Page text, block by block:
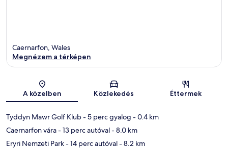
Térkép
Caernarfon, Wales
Megnézem a térképen
A közelben Közlekedés Éttermek
Tyddyn Mawr Golf Klub- 5 perc gyalog - 0.4 km
Caernarfon vára- 13 perc autóval- 8.0 km
Eryri Nemzeti Park- 14 perc autóval- 8.2 km